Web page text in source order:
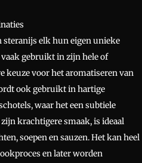
steranijs elk hun eigen unieke
gebruikt in zijn hele of
keuze voor het aromatiseren van
ook gebruikt in hartige
waar het een subtiele
krachtigere smaak, is ideaal
soepen en sauzen. Het kan heel
en later worden